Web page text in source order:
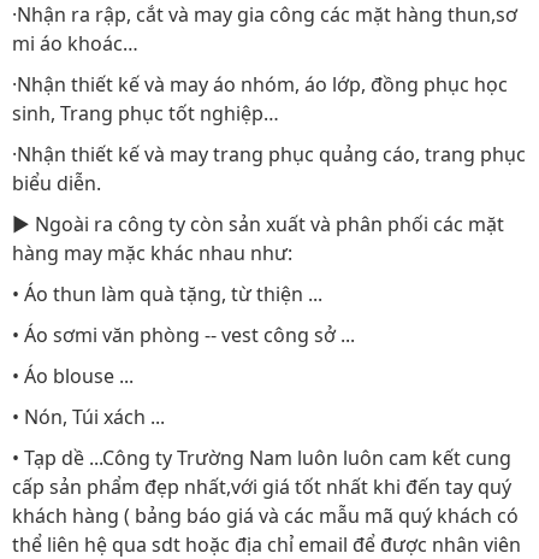
·Nhận ra rập, cắt và may gia công các mặt hàng thun,sơ
mi áo khoác…
·Nhận thiết kế và may áo nhóm, áo lớp, đồng phục học
sinh, Trang phục tốt nghiệp…
·Nhận thiết kế và may trang phục quảng cáo, trang phục
biểu diễn.
► Ngoài ra công ty còn sản xuất và phân phối các mặt
hàng may mặc khác nhau như:
• Áo thun làm quà tặng, từ thiện ...
• Áo sơmi văn phòng -- vest công sở ...
• Áo blouse ...
• Nón, Túi xách ...
• Tạp dề ...Công ty Trường Nam luôn luôn cam kết cung
cấp sản phẩm đẹp nhất,với giá tốt nhất khi đến tay quý
khách hàng ( bảng báo giá và các mẫu mã quý khách có
thể liên hệ qua sdt hoặc địa chỉ email để được nhân viên